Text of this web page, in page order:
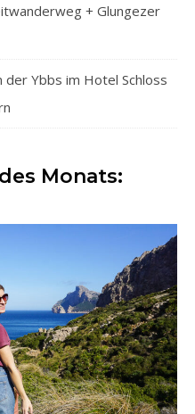
+ Glungezer
der Ybbs im Hotel Schloss
Monats: